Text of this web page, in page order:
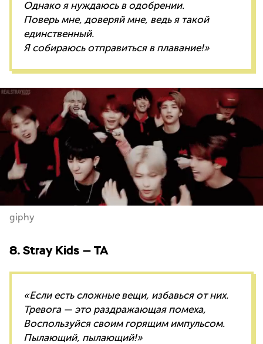
Однако я нуждаюсь в одобрении.
Поверь мне, доверяй мне, ведь я такой
единственный.
Я собираюсь отправиться в плавание!»
giphy
8. Stray Kids — TA
«Если есть сложные вещи, избавься от них.
Тревога — это раздражающая помеха,
Воспользуйся своим горящим импульсом.
Пылающий, пылающий!»